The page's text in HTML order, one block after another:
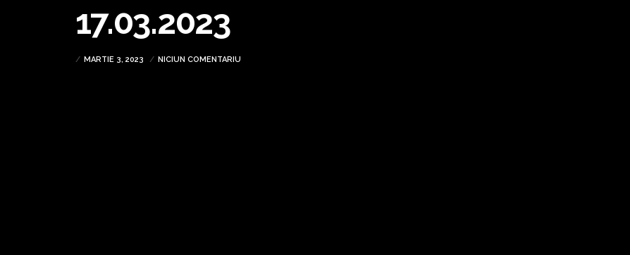
17.03.2023
MARTIE 3, 2023 NICIUN COMENTARIU